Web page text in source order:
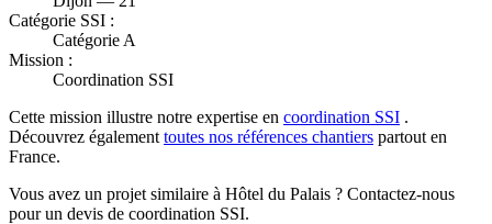
Catégorie SSI :
Catégorie A
Mission :
Coordination SSI
Cette mission illustre notre expertise en coordination SSI .
Découvrez également toutes nos références chantiers partout en
France.
Vous avez un projet similaire à Hôtel du Palais ? Contactez-nous
pour un devis de coordination SSI.